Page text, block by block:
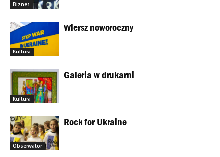
Biznes
Kultura
Wiersz noworoczny
Kultura
Galeria w drukarni
Obserwator
Rock for Ukraine